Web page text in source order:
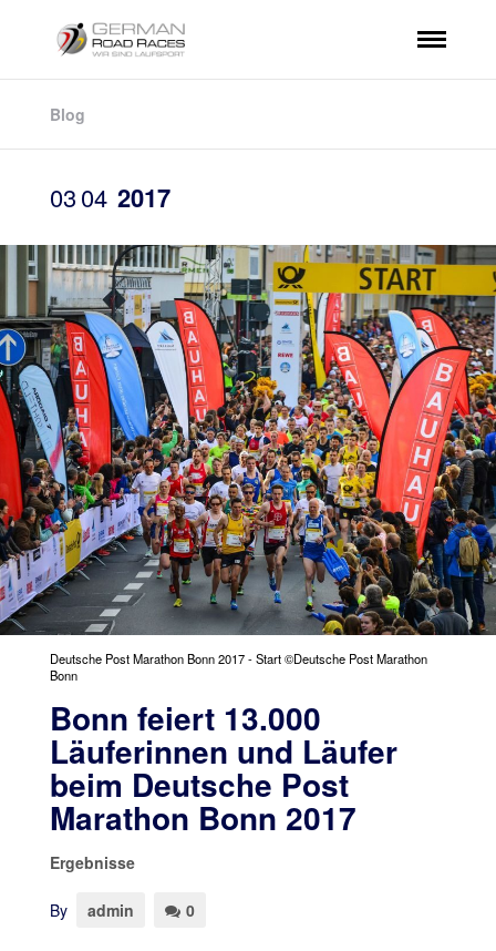
Blog
0304 2017
Deutsche Post Marathon Bonn 2017 - Start ©Deutsche Post Marathon
Bonn
Bonn feiert 13.000
Läuferinnen und Läufer
beim Deutsche Post
Marathon Bonn 2017
Ergebnisse
By admin 0